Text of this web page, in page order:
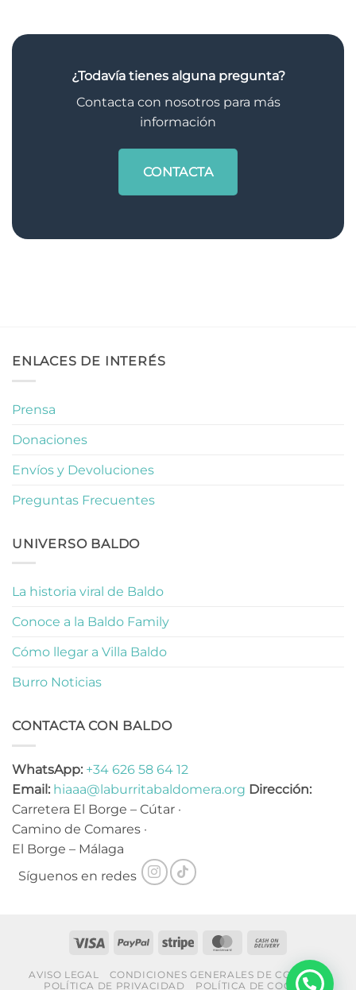
¿Todavía tienes alguna pregunta?
Contacta con nosotros para más
información
CONTACTA
ENLACES DE INTERÉS
Prensa
Donaciones
Envíos y Devoluciones
Preguntas Frecuentes
UNIVERSO BALDO
La historia viral de Baldo
Conoce a la Baldo Family
Cómo llegar a Villa Baldo
Burro Noticias
CONTACTA CON BALDO
WhatsApp: +34 626 58 64 12
Email: hiaaa@laburritabaldomera.org Dirección:
Carretera El Borge – Cútar ·
Camino de Comares ·
El Borge – Málaga
Síguenos en redes
Visa PayPal Stripe MasterCard
On
Delivery
AVISO LEGAL
CONDICIONES GENERALES DE COMPRA
POLÍTICA DE PRIVACIDAD
POLÍTICA DE COOKIES